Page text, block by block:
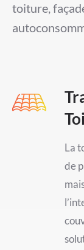
toiture,
La
de